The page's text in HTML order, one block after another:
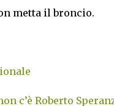
metta il broncio.
c’è Roberto